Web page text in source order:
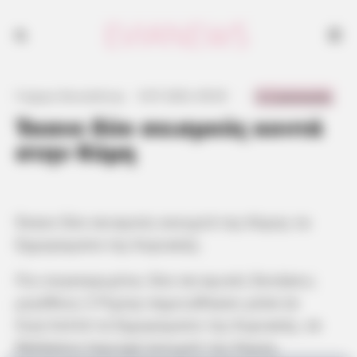
Έκανε δύο σεισμούς κοντά
στην Κύμη
θαλάσσια περιοχή ανοιχτά της Κύμης.